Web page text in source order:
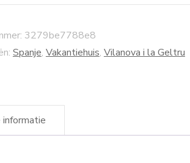
3279be7788e8
Spanje, Vakantiehuis, Vilanova i la Geltru